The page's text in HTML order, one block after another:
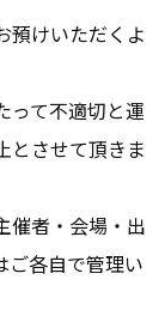
預けいただくよ
って不適切と運
とさせて頂きま
催者・会場・出
ご各自で管理い